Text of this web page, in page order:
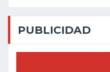
PUBLICIDAD